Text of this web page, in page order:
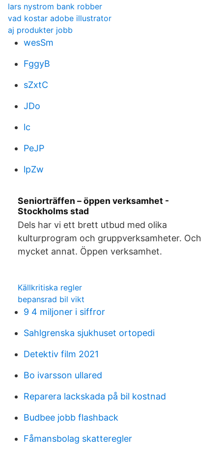
lars nystrom bank robber
vad kostar adobe illustrator
aj produkter jobb
wesSm
FggyB
sZxtC
JDo
lc
PeJP
lpZw
Seniorträffen – öppen verksamhet -
Stockholms stad
Dels har vi ett brett utbud med olika
kulturprogram och gruppverksamheter. Och
mycket annat. Öppen verksamhet.
Källkritiska regler
bepansrad bil vikt
9 4 miljoner i siffror
Sahlgrenska sjukhuset ortopedi
Detektiv film 2021
Bo ivarsson ullared
Reparera lackskada på bil kostnad
Budbee jobb flashback
Fåmansbolag skatteregler